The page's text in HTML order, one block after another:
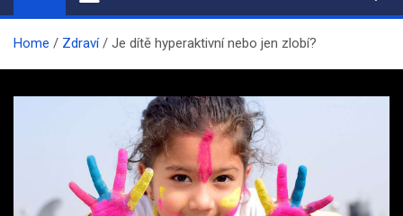
Home Zdraví Je dítě hyperaktivní nebo jen zlobí?